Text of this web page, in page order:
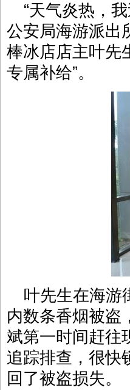
“天气炎热，
公安局海游派
棒冰店店主叶先
专属补给”。
叶先生在海游
内数条香烟被盗
斌第一时间赶往
追踪排查，很快
回了被盗损失。